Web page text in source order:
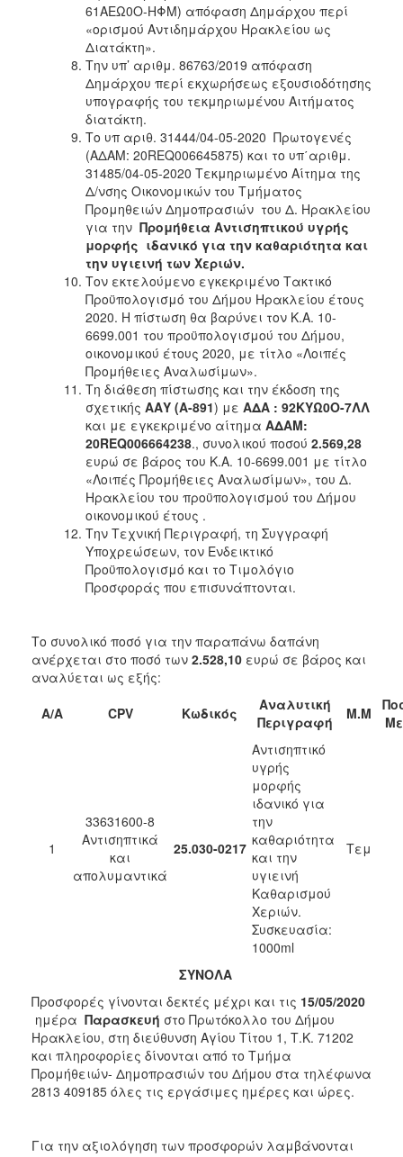
61ΑΕΩ0Ο-ΗΦΜ) απόφαση Δημάρχου περί
«ορισμού Αντιδημάρχου Ηρακλείου ως
Διατάκτη».
Την υπ’ αριθμ. 86763/2019 απόφαση
Δημάρχου περί εκχωρήσεως εξουσιοδότησης
υπογραφής του τεκμηριωμένου Αιτήματος
διατάκτη.
Το υπ αριθ. 31444/04-05-2020 Πρωτογενές
(ΑΔΑΜ: 20REQ006645875) και το υπ΄αριθμ.
31485/04-05-2020 Τεκμηριωμένο Αίτημα της
Δ/νσης Οικονομικών του Τμήματος
Προμηθειών Δημοπρασιών του Δ. Ηρακλείου
για την Προμήθεια Αντισηπτικού υγρής
μορφής ιδανικό για την καθαριότητα και
την υγιεινή των Χεριών.
Τον εκτελούμενο εγκεκριμένο Τακτικό
Προϋπολογισμό του Δήμου Ηρακλείου έτους
2020. Η πίστωση θα βαρύνει τον Κ.Α. 10-
6699.001 του προϋπολογισμού του Δήμου,
οικονομικού έτους 2020, με τίτλο «Λοιπές
Προμήθειες Αναλωσίμων».
Τη διάθεση πίστωσης και την έκδοση της
σχετικής ΑΑΥ (A-891) με ΑΔΑ : 92ΚΥΩ0Ο-7ΛΛ
και με εγκεκριμένο αίτημα ΑΔΑΜ:
20REQ006664238., συνολικού ποσού 2.569,28
ευρώ σε βάρος του Κ.Α. 10-6699.001 με τίτλο
«Λοιπές Προμήθειες Αναλωσίμων», του Δ.
Ηρακλείου του προϋπολογισμού του Δήμου
οικονομικού έτους .
Την Τεχνική Περιγραφή, τη Συγγραφή
Υποχρεώσεων, τον Ενδεικτικό
Προϋπολογισμό και το Τιμολόγιο
Προσφοράς που επισυνάπτονται.
Το συνολικό ποσό για την παραπάνω δαπάνη
ανέρχεται στο ποσό των 2.528,10 ευρώ σε βάρος και
αναλύεται ως εξής:
A/A
CPV Κωδικός
Αναλυτική
Περιγραφή
Μ.Μ
1
33631600-8
Αντισηπτικά
και
απολυμαντικά
25.030-0217
Αντισηπτικό
υγρής
μορφής
ιδανικό για
την
καθαριότητα
και την
υγιεινή
Καθαρισμού
Χεριών.
Συσκευασία:
1000ml
Τεμ
ΣΥΝΟΛΑ
Προσφορές γίνονται δεκτές μέχρι και τις 15/05/2020
ημέρα Παρασκευή στο Πρωτόκολλο του Δήμου
Ηρακλείου, στη διεύθυνση Αγίου Τίτου 1, Τ.Κ. 71202
και πληροφορίες δίνονται από το Τμήμα
Προμήθειών- Δημοπρασιών του Δήμου στα τηλέφωνα
2813 409185 όλες τις εργάσιμες ημέρες και ώρες.
Για την αξιολόγηση των προσφορών λαμβάνονται